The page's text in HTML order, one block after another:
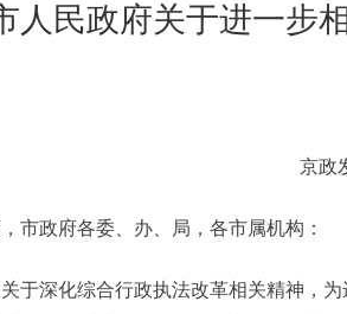
人民政府关于进一步
京政
市政府各委、办、局，各市属机构：
深化综合行政执法改革相关精神，为